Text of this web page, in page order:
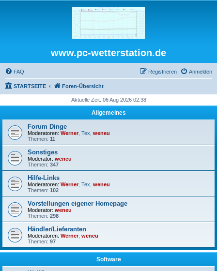
www.pc-wetterstation.de
FAQ Anmelden
Registrieren
STARTSEITE Foren-Übersicht
Aktuelle Zeit: 06 Aug 2026 02:38
Allgemeines
Forum Dinge
Moderatoren: Werner, Tex weneu
Themen: 11
Sonstiges
Moderator: weneu
Themen: 347
Hilfe-Links
Moderatoren: Werner, Tex weneu
Themen: 102
Vorstellungen eigener Homepage
Moderator: weneu
Themen: 298
Händler/Lieferanten
Moderatoren: Werner, weneu
Themen: 97
Software